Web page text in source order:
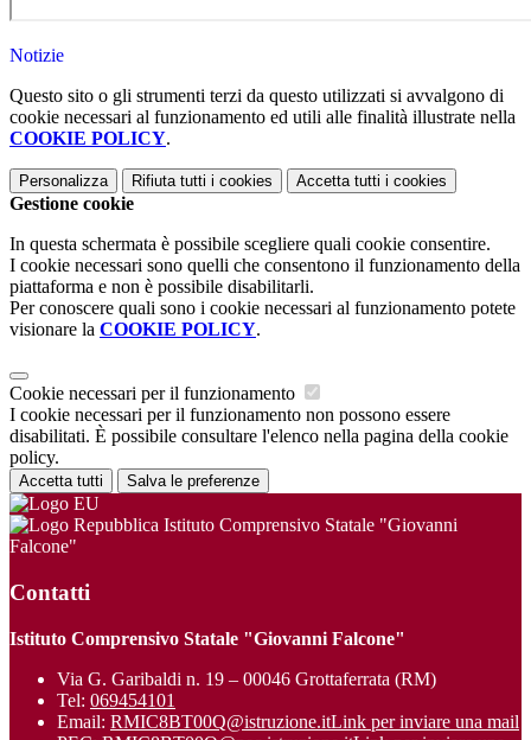
Notizie
Questo sito o gli strumenti terzi da questo utilizzati si avvalgono di
cookie necessari al funzionamento ed utili alle finalità illustrate nella
COOKIE POLICY.
Personalizza Rifiuta tutti i cookies Accetta tutti i cookies
Gestione cookie
In questa schermata è possibile scegliere quali cookie consentire.
I cookie necessari sono quelli che consentono il funzionamento della
piattaforma e non è possibile disabilitarli.
Per conoscere quali sono i cookie necessari al funzionamento potete
visionare la COOKIE POLICY.
Cookie necessari per il funzionamento
I cookie necessari per il funzionamento non possono essere
disabilitati. È possibile consultare l'elenco nella pagina della cookie
policy.
Accetta tutti Salva le preferenze
Istituto Comprensivo Statale "Giovanni
Falcone"
Contatti
Istituto Comprensivo Statale "Giovanni Falcone"
Via G. Garibaldi n. 19 – 00046 Grottaferrata (RM)
Tel: 069454101
Email: RMIC8BT00Q@istruzione.itLink per inviare una mail